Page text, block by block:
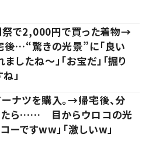
祭で2,000円で買った着物→
後…“驚きの光景”に「良い
したね～」「お宝だ」「掘り
」
ーナツを購入。→帰宅後、分
たら…… 目からウロコの光
ーですww」「激しいw」